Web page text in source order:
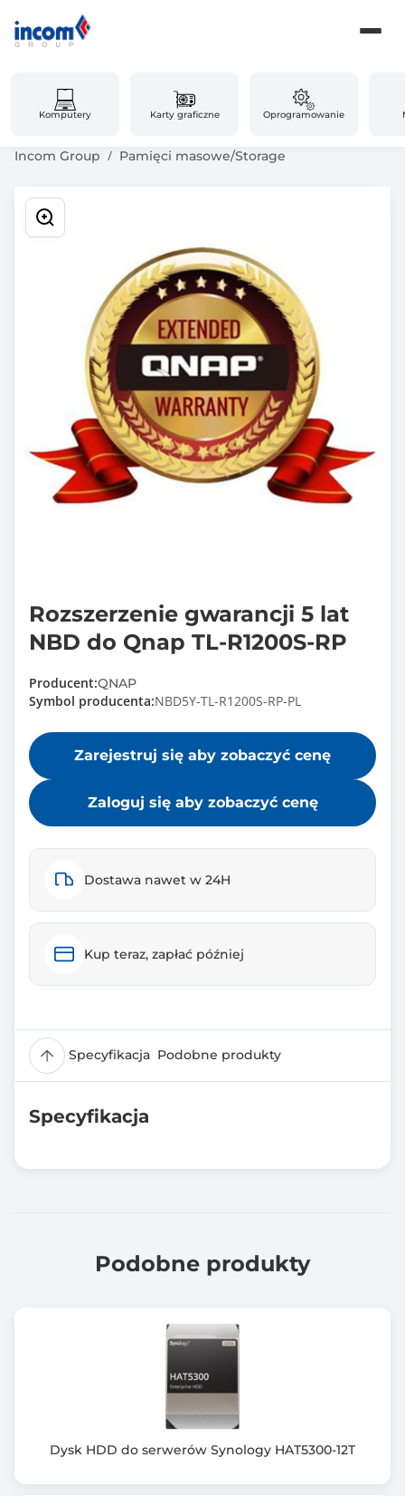
Komputery Karty graficzne Oprogramowanie
Incom Group Pamięci masowe/Storage
Rozszerzenie gwarancji 5 lat
NBD do Qnap TL-R1200S-RP
Producent:QNAP
Symbol producenta:NBD5Y-TL-R1200S-RP-PL
Zarejestruj się aby zobaczyć cenę
Zaloguj się aby zobaczyć cenę
Dostawa nawet w 24H
Kup teraz, zapłać później
Specyfikacja Podobne produkty
Specyfikacja
Podobne produkty
Dysk HDD do serwerów Synology HAT5300-12T